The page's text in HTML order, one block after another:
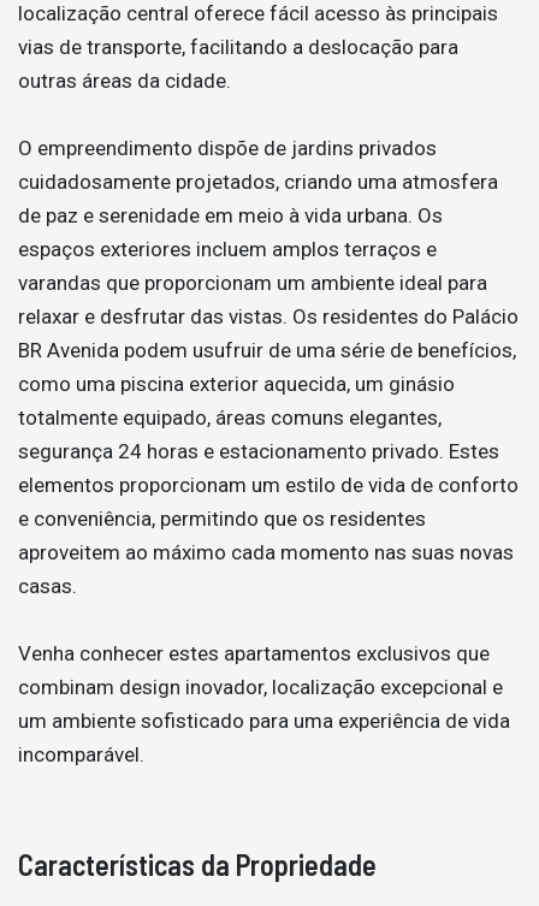
localização central oferece fácil acesso às principais
vias de transporte, facilitando a deslocação para
outras áreas da cidade.
O empreendimento dispõe de jardins privados
cuidadosamente projetados, criando uma atmosfera
de paz e serenidade em meio à vida urbana. Os
espaços exteriores incluem amplos terraços e
varandas que proporcionam um ambiente ideal para
relaxar e desfrutar das vistas. Os residentes do Palácio
BR Avenida podem usufruir de uma série de benefícios,
como uma piscina exterior aquecida, um ginásio
totalmente equipado, áreas comuns elegantes,
segurança 24 horas e estacionamento privado. Estes
elementos proporcionam um estilo de vida de conforto
e conveniência, permitindo que os residentes
aproveitem ao máximo cada momento nas suas novas
casas.
Venha conhecer estes apartamentos exclusivos que
combinam design inovador, localização excepcional e
um ambiente sofisticado para uma experiência de vida
incomparável.
Características da Propriedade